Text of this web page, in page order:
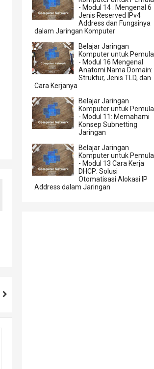
- Modul 14 : Mengenal 6
Jenis Reserved IPv4
Address dan Fungsinya
dalam Jaringan Komputer
Belajar Jaringan
Komputer untuk Pemula
- Modul 16 Mengenal
Anatomi Nama Domain:
Struktur, Jenis TLD, dan
Cara Kerjanya
Belajar Jaringan
Komputer untuk Pemula
- Modul 11: Memahami
Konsep Subnetting
Jaringan
Belajar Jaringan
Komputer untuk Pemula
- Modul 13 Cara Kerja
DHCP: Solusi
Otomatisasi Alokasi IP
Address dalam Jaringan